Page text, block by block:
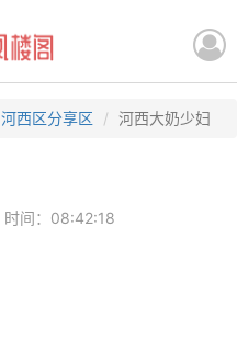
河西区分享区 河西大奶少妇
时间：08:42:18